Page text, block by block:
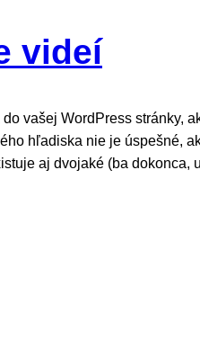
videí
vašej WordPress stránky,
hľadiska nie je úspešné,
aj dvojaké (ba